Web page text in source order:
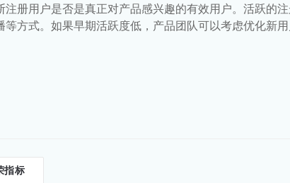
注册用户是否是真正对产品感兴趣的有效用户。活跃的
等方式。如果早期活跃度低，产品团队可以考虑优化新
指标